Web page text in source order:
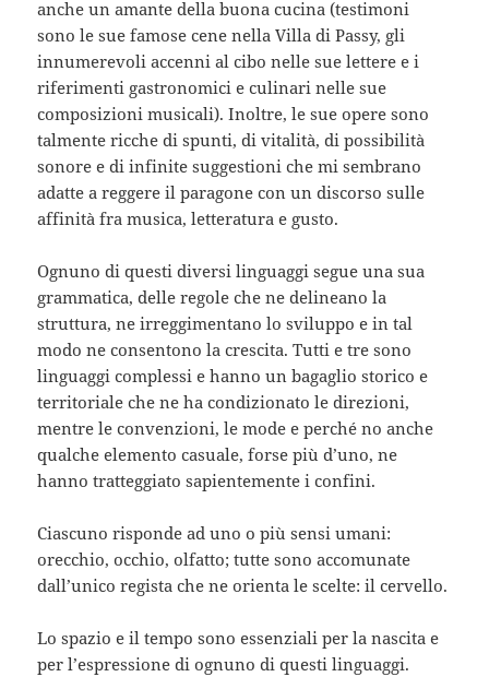
anche un amante della buona cucina (testimoni
sono le sue famose cene nella Villa di Passy, gli
innumerevoli accenni al cibo nelle sue lettere e i
riferimenti gastronomici e culinari nelle sue
composizioni musicali). Inoltre, le sue opere sono
talmente ricche di spunti, di vitalità, di possibilità
sonore e di infinite suggestioni che mi sembrano
adatte a reggere il paragone con un discorso sulle
affinità fra musica, letteratura e gusto.
Ognuno di questi diversi linguaggi segue una sua
grammatica, delle regole che ne delineano la
struttura, ne irreggimentano lo sviluppo e in tal
modo ne consentono la crescita. Tutti e tre sono
linguaggi complessi e hanno un bagaglio storico e
territoriale che ne ha condizionato le direzioni,
mentre le convenzioni, le mode e perché no anche
qualche elemento casuale, forse più d’uno, ne
hanno tratteggiato sapientemente i confini.
Ciascuno risponde ad uno o più sensi umani:
orecchio, occhio, olfatto; tutte sono accomunate
dall’unico regista che ne orienta le scelte: il cervello.
Lo spazio e il tempo sono essenziali per la nascita e
per l’espressione di ognuno di questi linguaggi.